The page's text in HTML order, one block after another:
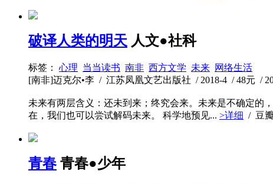
破译人类的明天 人文●社科
标签： 心理 当当读书 南非 西方文学 未来 网络生活
[南非]迈克尔•李 / 江苏凤凰文艺出版社 / 2018-4 / 48元 /
未来有两层含义：还未到来；终究会来。未来是不确定的
在，我们也可以尝试解码未来。 科学地预见... >详细 / 豆
青春 青春●少年